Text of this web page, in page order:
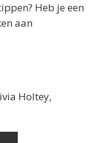
Heb je een
aan
Holtey,